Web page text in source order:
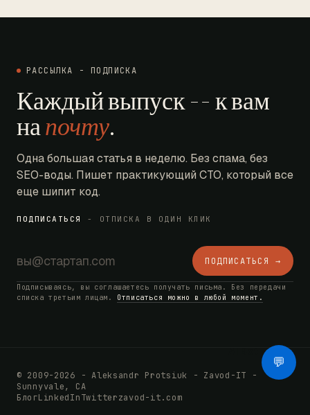
РАССЫЛКА - ПОДПИСКА
Каждый выпуск -- к вам
напочту.
Одна большая статья в неделю. Без спама, без
SEO-воды. Пишет практикующий CTO, который все
еще шипит код.
ПОДПИСАТЬСЯ - ОТПИСКА В ОДИН КЛИК
ПОДПИСАТЬСЯ →
Подписываясь, вы соглашаетесь получать письма. Без передачи
списка третьим лицам. Отписаться можно в любой момент.
© 2009-2026 - Aleksandr Protsiuk - Zavod-IT -
Sunnyvale, CA
БлогLinkedInTwitterzavod-it.com
💬